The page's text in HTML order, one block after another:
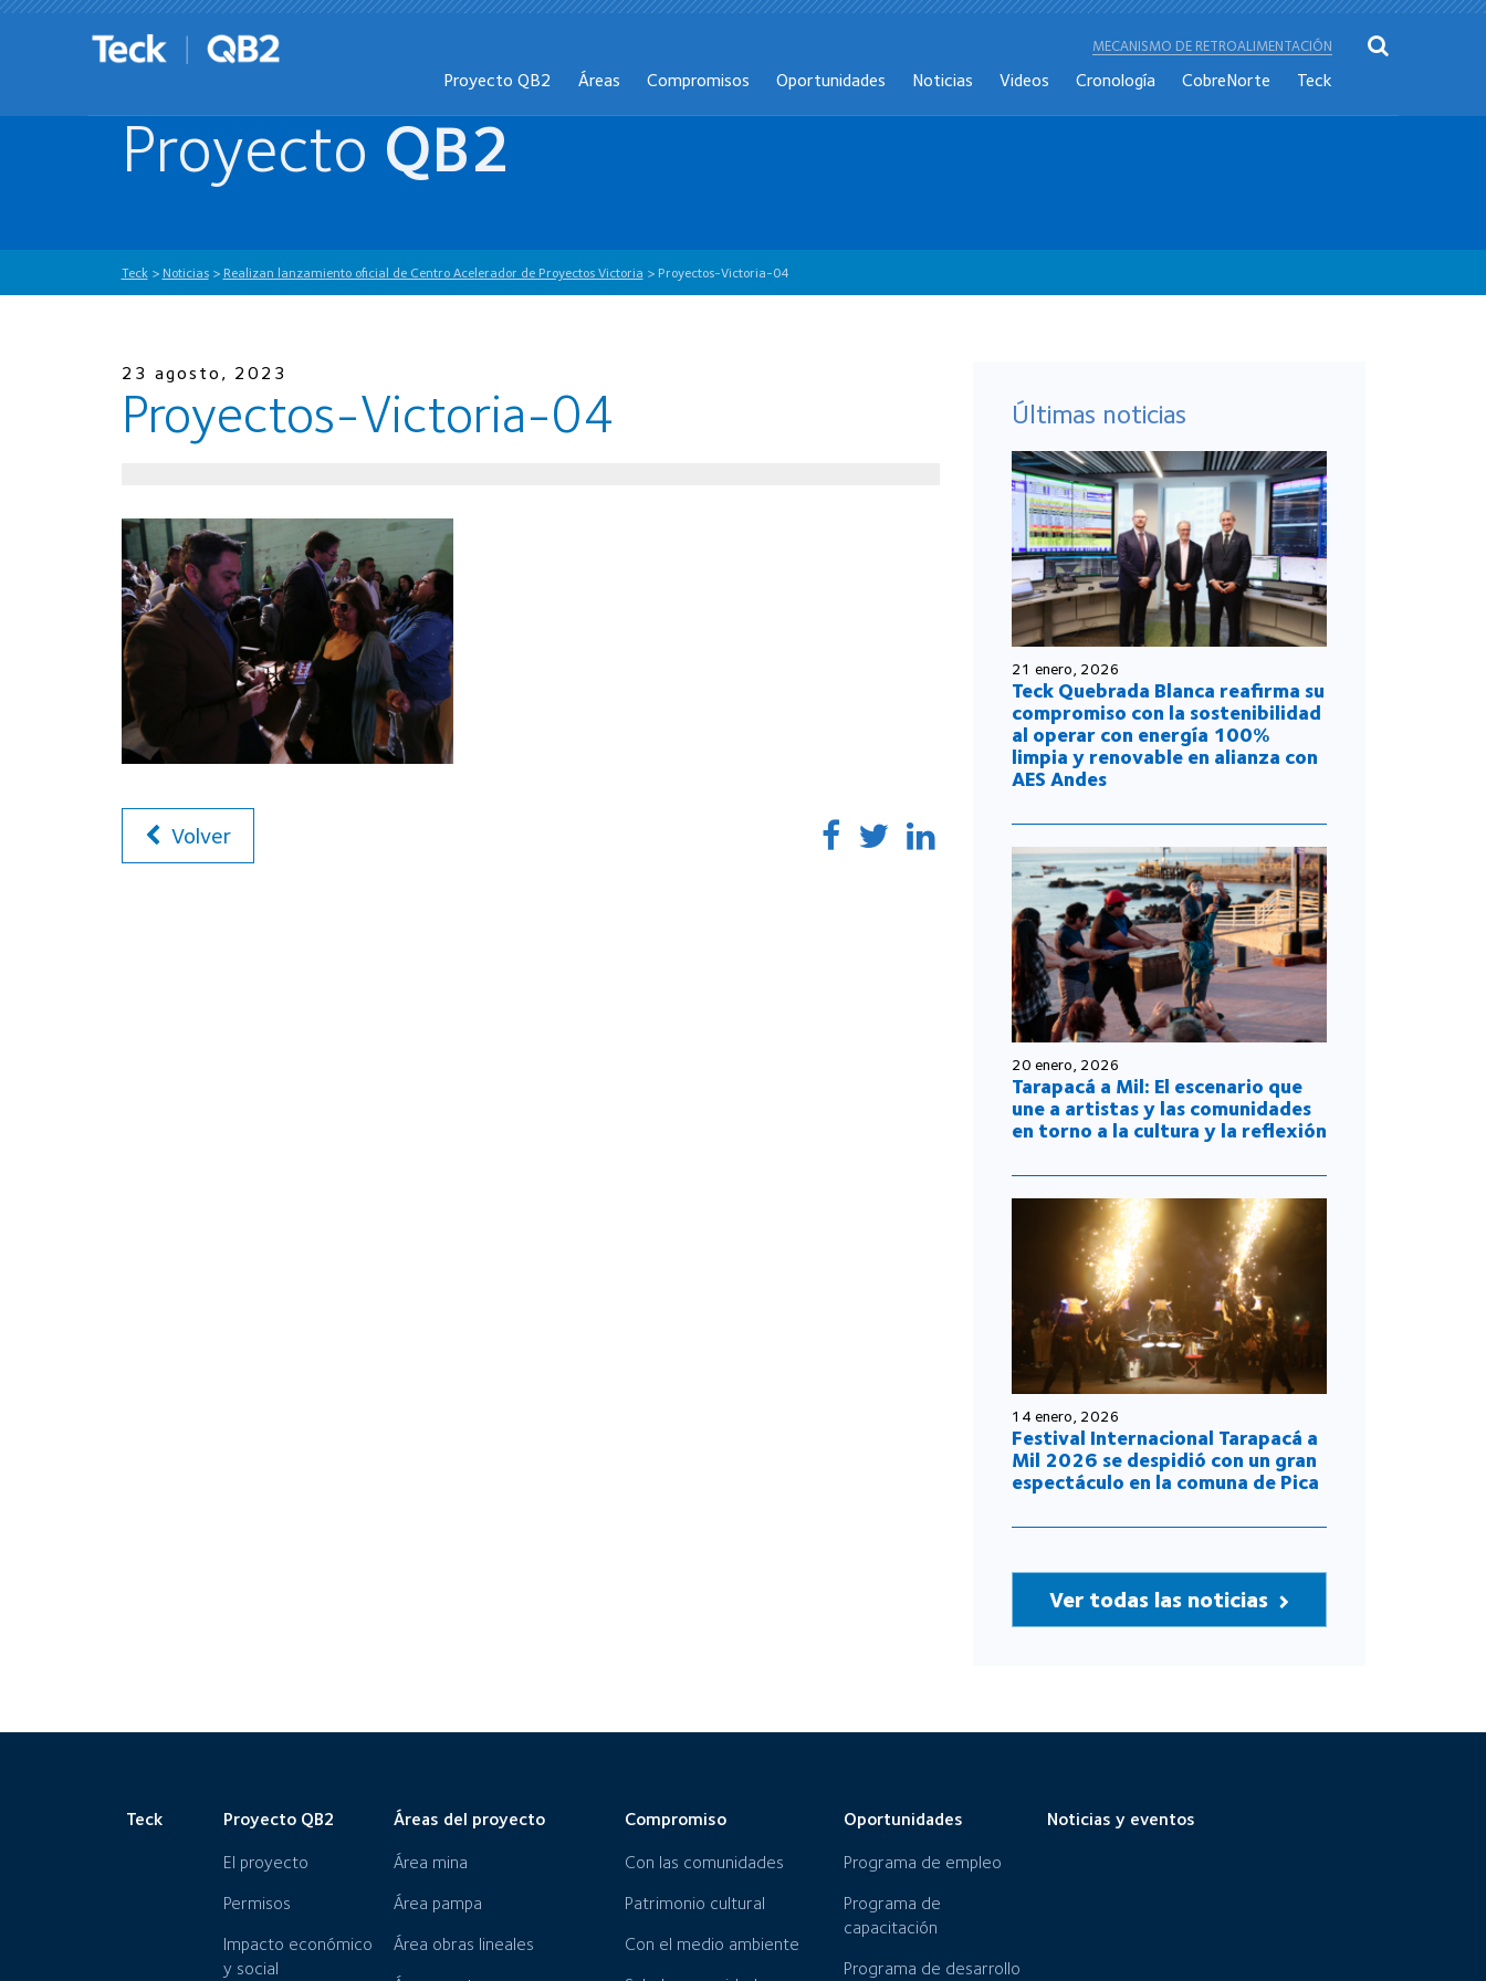
MECANISMO DE RETROALIMENTACIÓN
Proyecto QB2 Áreas Compromisos Oportunidades Noticias Videos Cronología CobreNorte Teck
Proyecto QB2
Teck> Noticias> Realizan lanzamiento oficial de Centro Acelerador de Proyectos Victoria > Proyectos-Victoria-04
23 agosto, 2023
Proyectos-Victoria-04
Volver
Últimas noticias
21 enero, 2026
Teck Quebrada Blanca reafirma su
compromiso con la sostenibilidad
al operar con energía 100%
limpia y renovable en alianza con
AES Andes
20 enero, 2026
Tarapacá a Mil: El escenario que
une a artistas y las comunidades
en torno a la cultura y la reflexión
14 enero, 2026
Festival Internacional Tarapacá a
Mil 2026 se despidió con un gran
espectáculo en la comuna de Pica
Ver todas las noticias
Teck Proyecto QB2
El proyecto
Permisos
Impacto económico
y social
Áreas del proyecto
Área mina
Área pampa
Área obras lineales
Compromiso
Con las comunidades
Patrimonio cultural
Con el medio ambiente
Oportunidades
Programa de empleo
Programa de
capacitación
Programa de desarrollo
Noticias y eventos